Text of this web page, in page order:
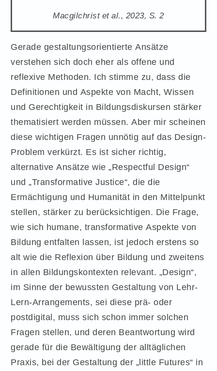
Macgilchrist et al., 2023, S. 2
Gerade gestaltungsorientierte Ansätze
verstehen sich doch eher als offene und
reflexive Methoden. Ich stimme zu, dass die
Definitionen und Aspekte von Macht, Wissen
und Gerechtigkeit in Bildungsdiskursen stärker
thematisiert werden müssen. Aber mir scheinen
diese wichtigen Fragen unnötig auf das Design-
Problem verkürzt. Es ist sicher richtig,
alternative Ansätze wie „Respectful Design“
und „Transformative Justice“, die die
Ermächtigung und Humanität in den Mittelpunkt
stellen, stärker zu berücksichtigen. Die Frage,
wie sich humane, transformative Aspekte von
Bildung entfalten lassen, ist jedoch erstens so
alt wie die Reflexion über Bildung und zweitens
in allen Bildungskontexten relevant. „Design“,
im Sinne der bewussten Gestaltung von Lehr-
Lern-Arrangements, sei diese prä- oder
postdigital, muss sich schon immer solchen
Fragen stellen, und deren Beantwortung wird
gerade für die Bewältigung der alltäglichen
Praxis, bei der Gestaltung der „little Futures“ in